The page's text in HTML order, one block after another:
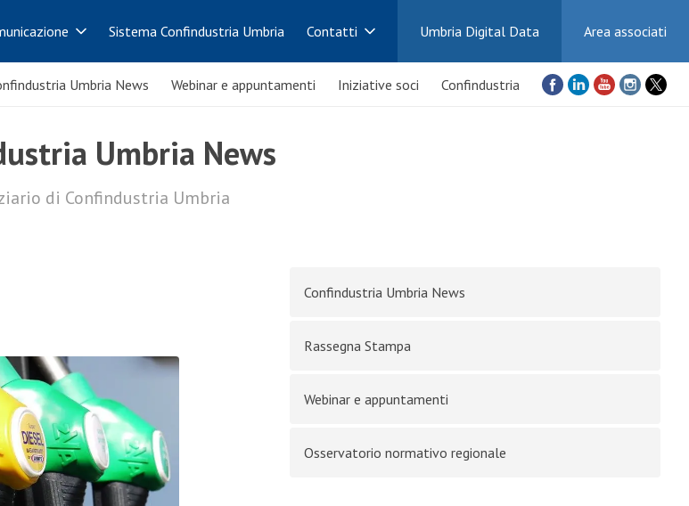
Sistema Confindustria Umbria Contatti Umbria Digital Data Area associati
Umbria News Webinar e appuntamenti Iniziative soci Confindustria
Umbria News
di Confindustria Umbria
Confindustria Umbria News
Rassegna Stampa
Webinar e appuntamenti
Osservatorio normativo regionale